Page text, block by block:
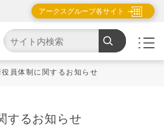
アークスグループ各サイト
役員体制に関するお知らせ
するお知らせ